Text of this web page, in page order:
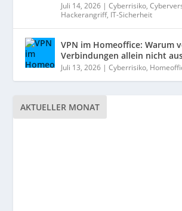
Juli 14, 2026 |Cyberrisiko,
Hackerangriff, IT-Sicherheit
VPN im Homeoffice: Warum
Verbindungen allein nicht
Juli 13, 2026 |Cyberrisiko,
AKTUELLER MONAT